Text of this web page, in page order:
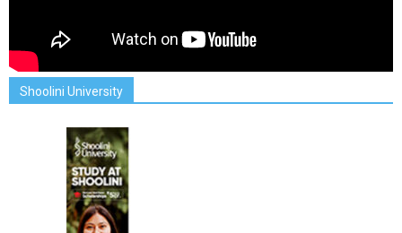
Shoolini University